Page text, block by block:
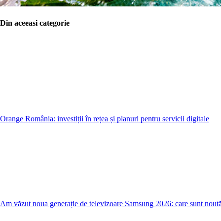
Din aceeasi categorie
Orange România: investiții în rețea și planuri pentru servicii digitale
Am văzut noua generație de televizoare Samsung 2026: care sunt